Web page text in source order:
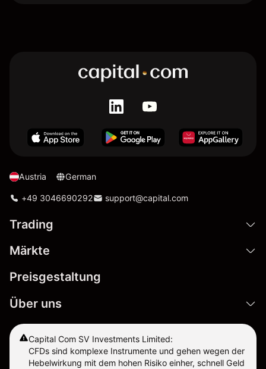
Austria German
+49 3046690292 support@capital.com
Trading
Märkte
Preisgestaltung
Über uns
Capital Com SV Investments Limited:
CFDs sind komplexe Instrumente und gehen wegen der
Hebelwirkung mit dem hohen Risiko einher, schnell Geld